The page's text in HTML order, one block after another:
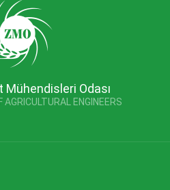
Mühendisleri Odası
ENGINEERS